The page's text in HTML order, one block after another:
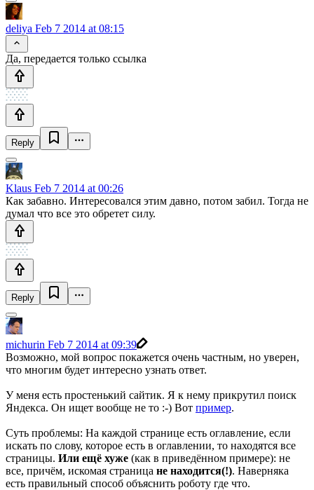
deliya Feb 7 2014 at 08:15
Да, передается только ссылка
Reply
Klaus Feb 7 2014 at 00:26
Как забавно. Интересовался этим давно, потом забил. Тогда не
думал что все это обретет силу.
Reply
michurin Feb 7 2014 at 09:39
Возможно, мой вопрос покажется очень частным, но уверен,
что многим будет интересно узнать ответ.
У меня есть простенький сайтик. Я к нему прикрутил поиск
Яндекса. Он ищет вообще не то :-) Вот пример.
Суть проблемы: На каждой странице есть оглавление, если
искать по слову, которое есть в оглавлении, то находятся все
страницы. Или ещё хуже (как в приведённом примере): не
все, причём, искомая страница не находится(!). Наверняка
есть правильный способ объяснить роботу где что.